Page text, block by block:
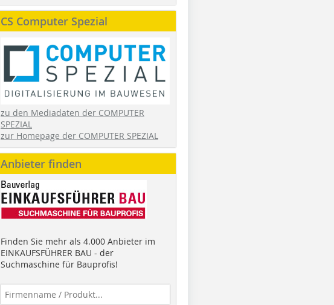
CS Computer Spezial
zu den Mediadaten der COMPUTER
SPEZIAL
zur Homepage der COMPUTER SPEZIAL
Anbieter finden
Finden Sie mehr als 4.000 Anbieter im
EINKAUFSFÜHRER BAU - der
Suchmaschine für Bauprofis!